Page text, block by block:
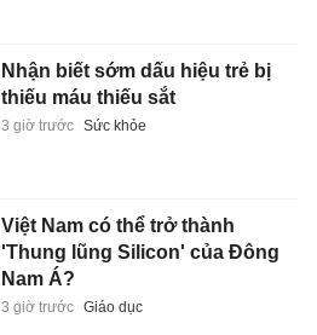
Nhận biết sớm dấu hiệu trẻ bị
thiếu máu thiếu sắt
3 giờ trước Sức khỏe
Việt Nam có thể trở thành
'Thung lũng Silicon' của Đông
Nam Á?
3 giờ trước Giáo dục